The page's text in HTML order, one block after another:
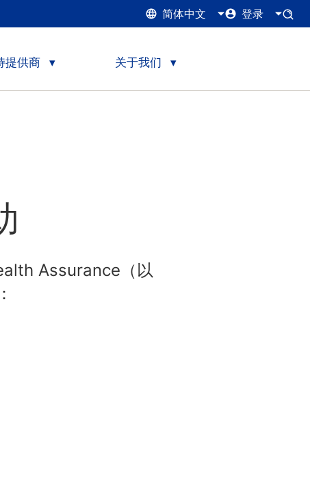
简体中文 登录
提供商 关于我们
Assurance（以